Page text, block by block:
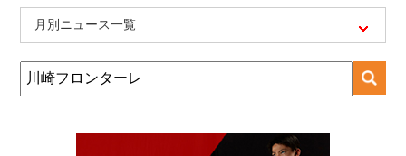
月別ニュース一覧
索